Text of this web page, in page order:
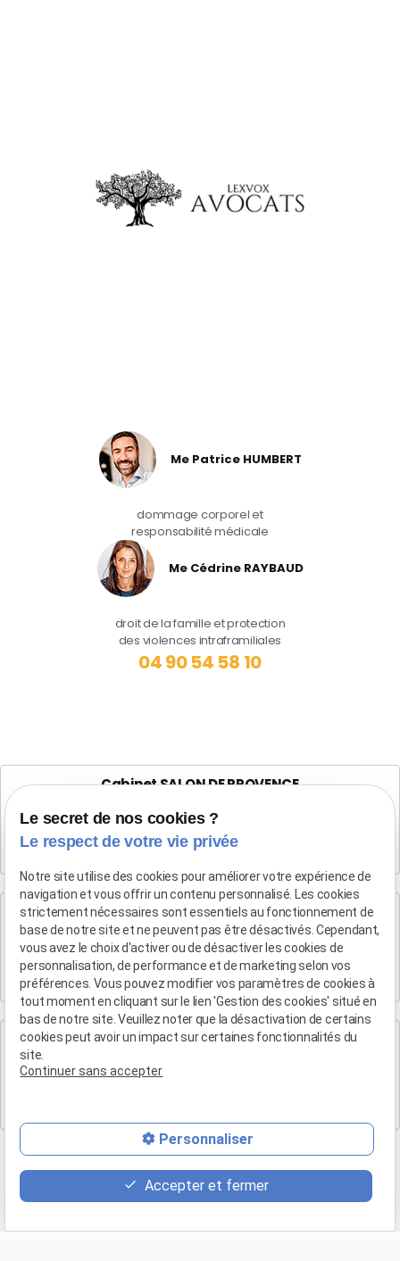
Me Patrice HUMBERT
dommage corporel et
responsabilité médicale
Me Cédrine RAYBAUD
droit de la famille et protection
des violences intraframiliales
04 90 54 58 10
Cabinet SALON DE PROVENCE
282 Boulevard Foch
13300 SALON-DE-PROVENCE
Cabinet d'Aix-en-Provence
Maître Patrice HUMBERT
4 rue du Quatre-Septembre
13100 AIX EN PROVENCE
Cabinet de Marseille
Le secret de nos cookies ?
Le respect de votre vie privée
Notre site utilise des cookies pour améliorer votre expérience de
navigation et vous offrir un contenu personnalisé. Les cookies
strictement nécessaires sont essentiels au fonctionnement de
base de notre site et ne peuvent pas être désactivés. Cependant,
vous avez le choix d'activer ou de désactiver les cookies de
personnalisation, de performance et de marketing selon vos
préférences. Vous pouvez modifier vos paramètres de cookies à
tout moment en cliquant sur le lien 'Gestion des cookies' situé en
bas de notre site. Veuillez noter que la désactivation de certains
cookies peut avoir un impact sur certaines fonctionnalités du
site.
Continuer sans accepter
Personnaliser
Accepter et fermer